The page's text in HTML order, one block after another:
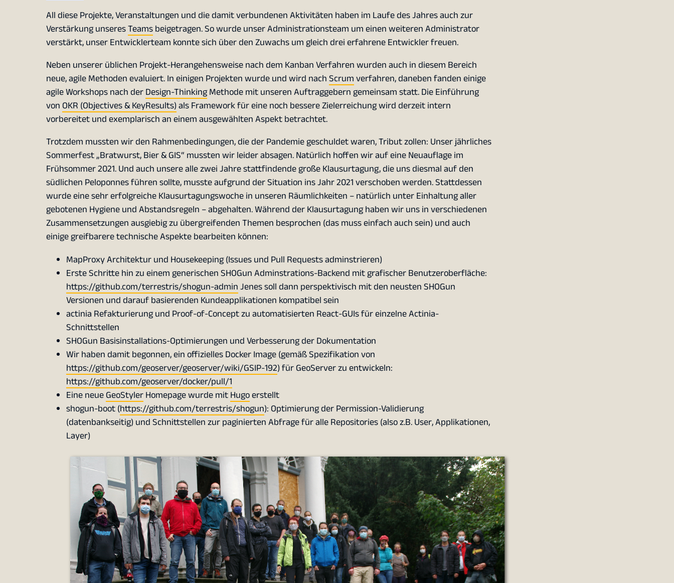
All diese Projekte, Veranstaltungen und die damit verbundenen Aktivitäten haben im Laufe des Jahres auch zur
Verstärkung unseresTeamsbeigetragen. So wurde unser Administrationsteam um einen weiteren Administrator
verstärkt, unser Entwicklerteam konnte sich über den Zuwachs um gleich drei erfahrene Entwickler freuen.
Neben unserer üblichen Projekt-Herangehensweise nach dem Kanban Verfahren wurden auch in diesem Bereich
neue, agile Methoden evaluiert. In einigen Projekten wurde und wird nachScrumverfahren, daneben fanden einige
agile Workshops nach derDesign-ThinkingMethode mit unseren Auftraggebern gemeinsam statt. Die Einführung
von OKR (Objectives & KeyResults)als Framework für eine noch bessere Zielerreichung wird derzeit intern
vorbereitet und exemplarisch an einem ausgewählten Aspekt betrachtet.
Trotzdem mussten wir den Rahmenbedingungen,die der Pandemie geschuldet waren, Tribut zollen: Unser jährliches
Sommerfest „Bratwurst, Bier & GIS“ mussten wir leider absagen. Natürlich hoffen wir auf eine Neuauflage im
Frühsommer 2021. Und auch unsere alle zwei Jahre stattfindende große Klausurtagung, die uns diesmal auf den
südlichen Peloponnes führen sollte, musste aufgrund der Situation ins Jahr 2021 verschoben werden. Stattdessen
wurde eine sehr erfolgreiche Klausurtagungswoche in unseren Räumlichkeiten – natürlich unter Einhaltung aller
gebotenen Hygiene und Abstandsregeln – abgehalten. Während der Klausurtagung haben wir uns in verschiedenen
Zusammensetzungen ausgiebig zu übergreifenden Themen besprochen (das muss einfach auch sein) und auch
einige greifbarere technische Aspekte bearbeiten können:
MapProxy Architektur und Housekeeping (Issues und Pull Requests adminstrieren)
Erste Schritte hin zu einem generischen SHOGun Adminstrations-Backend mit grafischer Benutzeroberfläche:
https://github.com/terrestris/shogun-adminJenes soll dann perspektivisch mit den neusten SHOGun
Versionen und darauf basierenden Kundeapplikationen kompatibel sein
actinia Refakturierung und Proof-of-Concept zu automatisierten React-GUIs für einzelne Actinia-
Schnittstellen
SHOGun Basisinstallations-Optimierungen und Verbesserung der Dokumentation
Wir haben damit begonnen, ein offizielles Docker Image (gemäß Spezifikation von
https://github.com/geoserver/geoserver/wiki/GSIP-192) für GeoServer zu entwickeln:
https://github.com/geoserver/docker/pull/1
Eine neueGeoStylerHomepage wurde mitHugoerstellt
shogun-boot (https://github.com/terrestris/shogun): Optimierung der Permission-Validierung
(datenbankseitig) und Schnittstellen zur paginierten Abfrage für alle Repositories (also z.B. User, Applikationen,
Layer)